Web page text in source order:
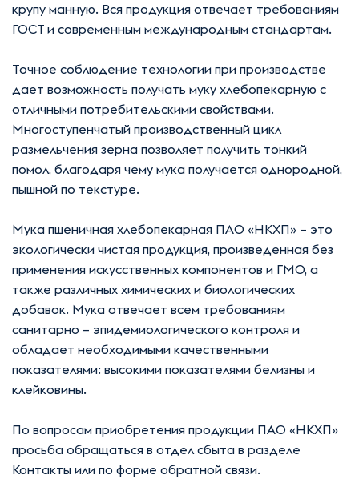
крупу манную. Вся продукция отвечает требованиям
ГОСТ и современным международным стандартам.
Точное соблюдение технологии при производстве
дает возможность получать муку хлебопекарную с
отличными потребительскими свойствами.
Многоступенчатый производственный цикл
размельчения зерна позволяет получить тонкий
помол, благодаря чему мука получается однородной,
пышной по текстуре.
Мука пшеничная хлебопекарная ПАО «НКХП» – это
экологически чистая продукция, произведенная без
применения искусственных компонентов и ГМО, а
также различных химических и биологических
добавок. Мука отвечает всем требованиям
санитарно – эпидемиологического контроля и
обладает необходимыми качественными
показателями: высокими показателями белизны и
клейковины.
По вопросам приобретения продукции ПАО «НКХП»
просьба обращаться в отдел сбыта в разделе
Контакты или по форме обратной связи.